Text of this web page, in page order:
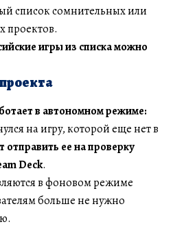
список сомнительных или
проектов.
игры из списка можно
в автономном режиме:
на игру, которой еще нет в
отправить ее на проверку
Deck.
в фоновом режиме
больше не нужно